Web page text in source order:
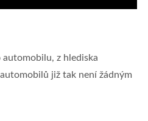
z hlediska
již tak není žádným